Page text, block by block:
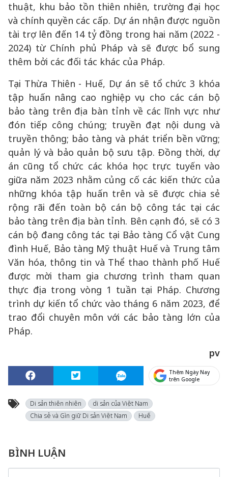
thuật, khu bảo tồn thiên nhiên, trường đại học
và chính quyền các cấp. Dự án nhận được nguồn
tài trợ lên đến 14 tỷ đồng trong hai năm (2022 -
2024) từ Chính phủ Pháp và sẽ được bổ sung
thêm bởi các đối tác khác của Pháp.
Tại Thừa Thiên - Huế, Dự án sẽ tổ chức 3 khóa
tập huấn nâng cao nghiệp vụ cho các cán bộ
bảo tàng trên địa bàn tỉnh về các lĩnh vực như
đón tiếp công chúng; truyền đạt nội dung và
truyền thông; bảo tàng và phát triển bền vững;
quản lý và bảo quản bộ sưu tập. Đồng thời, dự
án cũng tổ chức các khóa học trực tuyến vào
giữa năm 2023 nhằm củng cố các kiến thức của
những khóa tập huấn trên và sẽ được chia sẻ
rộng rãi đến toàn bộ cán bộ công tác tại các
bảo tàng trên địa bàn tỉnh. Bên cạnh đó, sẽ có 3
cán bộ đang công tác tại Bảo tàng Cổ vật Cung
đình Huế, Bảo tàng Mỹ thuật Huế và Trung tâm
Văn hóa, thông tin và Thể thao thành phố Huế
được mời tham gia chương trình tham quan
thực địa trong vòng 1 tuần tại Pháp. Chương
trình dự kiến tổ chức vào tháng 6 năm 2023, để
trao đổi chuyên môn với các bảo tàng lớn của
Pháp.
pv
Thêm Ngày Nay
trên Google
Di sản thiên nhiên
di sản của Việt Nam
Chia sẻ và Gìn giữ Di sản Việt Nam
Huế
BÌNH LUẬN